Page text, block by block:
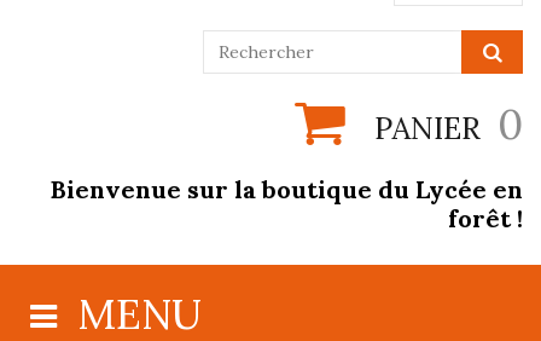
PANIER 0
Bienvenue sur la boutique du Lycée en
forêt !
MENU